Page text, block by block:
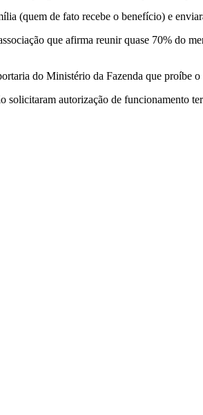
(quem de fato recebe o benefício) e
que afirma reunir quase 70% do
do Ministério da Fazenda que proíbe
autorização de funcionamento